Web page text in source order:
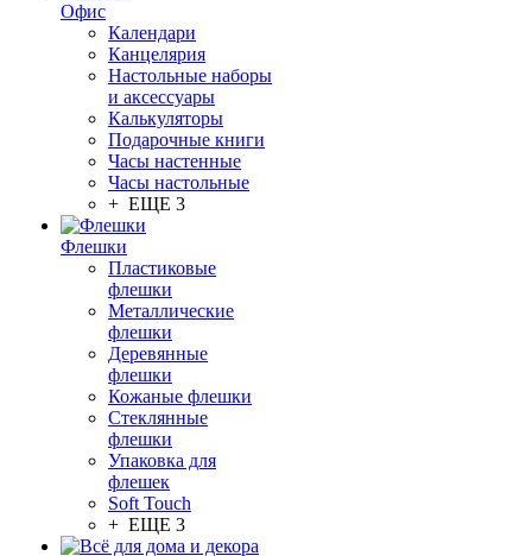
Офис
Календари
Канцелярия
Настольные наборы
и аксессуары
Калькуляторы
Подарочные книги
Часы настенные
Часы настольные
+ ЕЩЕ 3
Флешки
Пластиковые
флешки
Металлические
флешки
Деревянные
флешки
Кожаные флешки
Стеклянные
флешки
Упаковка для
флешек
Soft Touch
+ ЕЩЕ 3